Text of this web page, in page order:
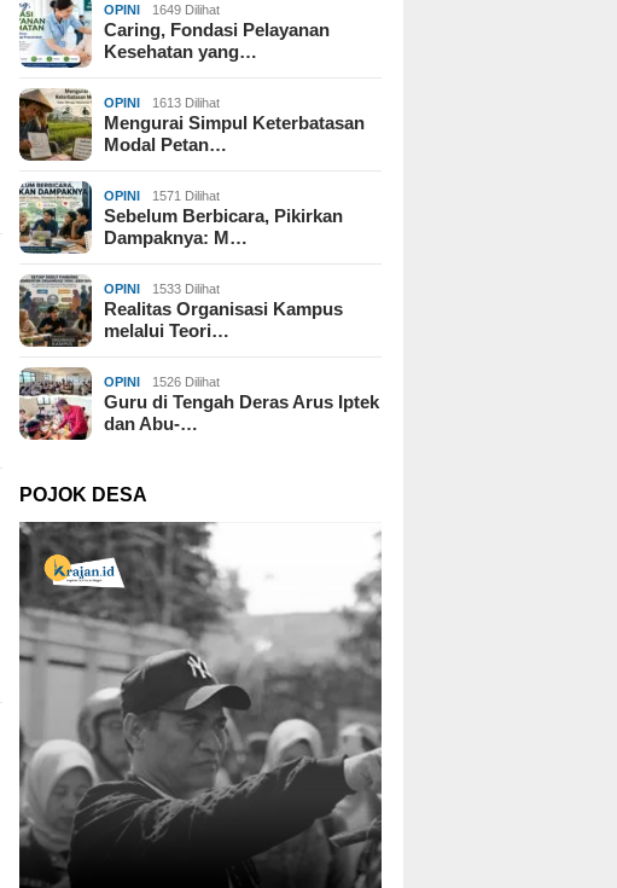
OPINI 1649 Dilihat
Caring, Fondasi Pelayanan
Kesehatan yang…
OPINI 1613 Dilihat
Mengurai Simpul Keterbatasan
Modal Petan…
OPINI 1571 Dilihat
Sebelum Berbicara, Pikirkan
Dampaknya: M…
OPINI 1533 Dilihat
Realitas Organisasi Kampus
melalui Teori…
OPINI 1526 Dilihat
Guru di Tengah Deras Arus Iptek
dan Abu-…
POJOK DESA